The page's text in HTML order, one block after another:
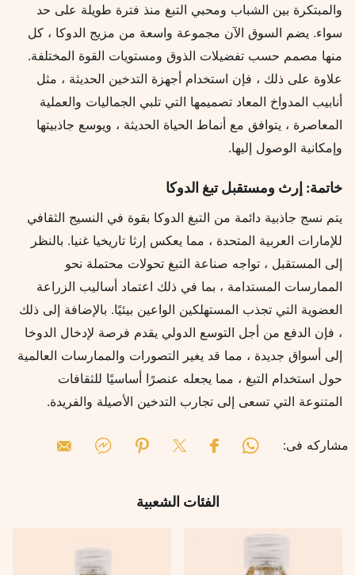
والمبتكرة بين الشباب ومحبي التبغ منذ فترة طويلة على حد
سواء. يضم السوق الآن مجموعة واسعة من مزيج الدوكا ، كل
منها مصمم حسب تفضيلات الذوق ومستويات القوة المختلفة.
علاوة على ذلك ، فإن استخدام أجهزة التدخين الحديثة ، مثل
أنابيب المدواخ المعاد تصميمها التي تلبي الجماليات والعملية
المعاصرة ، يتوافق مع أنماط الحياة الحديثة ، ويوسع جاذبيتها
وإمكانية الوصول إليها.
خاتمة: إرث ومستقبل تبغ الدوكا
يتم نسج جاذبية دائمة من التبغ الدوكا بقوة في النسيج الثقافي
للإمارات العربية المتحدة ، مما يعكس إرثا تاريخيا غنيا. بالنظر
إلى المستقبل ، تواجه صناعة التبغ تحولات محتملة نحو
الممارسات المستدامة ، بما في ذلك اعتماد أساليب الزراعة
العضوية التي تجذب المستهلكين الواعين بيئيًا. بالإضافة إلى ذلك
، فإن الدفع من أجل التوسع الدولي يقدم فرصة لإدخال الدوخا
إلى أسواق جديدة ، مما قد يغير التصورات والممارسات العالمية
حول استخدام التبغ ، مما يجعله عنصرًا أساسيًا للثقافات
المتنوعة التي تسعى إلى تجارب التدخين الأصيلة والفريدة.
مشاركه فى:
الفئات الشعبية